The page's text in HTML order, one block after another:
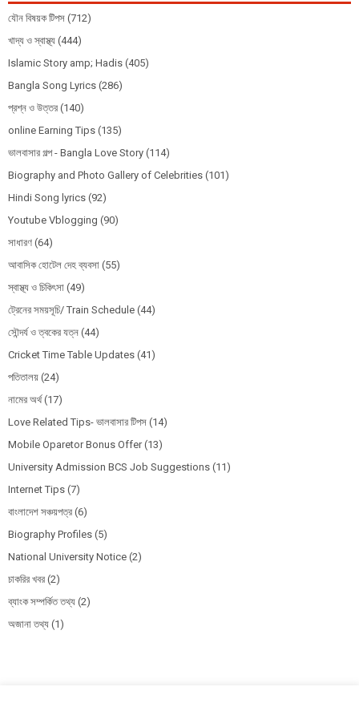
যৌন বিষয়ক টিপস (712)
খাদ্য ও স্বাস্থ্য (444)
Islamic Story amp; Hadis (405)
Bangla Song Lyrics (286)
প্রশ্ন ও উত্তর (140)
online Earning Tips (135)
ভালবাসার গল্প - Bangla Love Story (114)
Biography and Photo Gallery of Celebrities (101)
Hindi Song lyrics (92)
Youtube Vblogging (90)
সাধারণ (64)
আবাসিক হোটেল দেহ ব্যবসা (55)
স্বাস্থ্য ও চিকিৎসা (49)
ট্রেনের সময়সূচি/ Train Schedule (44)
সৌন্দর্য ও ত্বকের যত্ন (44)
Cricket Time Table Updates (41)
পতিতালয় (24)
নামের অর্থ (17)
Love Related Tips- ভালবাসার টিপস (14)
Mobile Oparetor Bonus Offer (13)
University Admission BCS Job Suggestions (11)
Internet Tips (7)
বাংলাদেশ সঞ্চয়পত্র (6)
Biography Profiles (5)
National University Notice (2)
চাকরির খবর (2)
ব্যাংক সম্পর্কিত তথ্য (2)
অজানা তথ্য (1)